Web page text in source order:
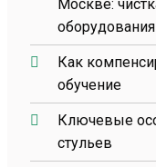
Москве:
оборудования
Как
обучение
Ключевые
стульев